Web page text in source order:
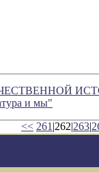
и мы"
<< 261 |262|263|